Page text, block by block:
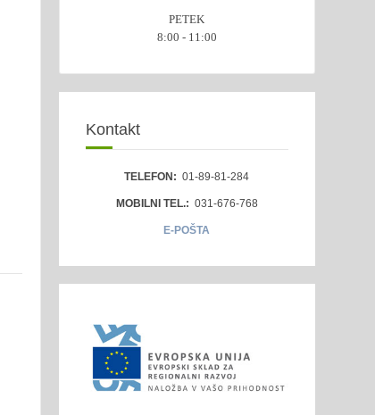
PETEK
8:00 - 11:00
Kontakt
TELEFON: 01-89-81-284
MOBILNI TEL.: 031-676-768
E-POŠTA